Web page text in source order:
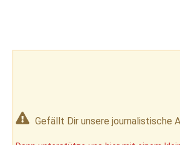
Gefällt Dir unsere journalistische